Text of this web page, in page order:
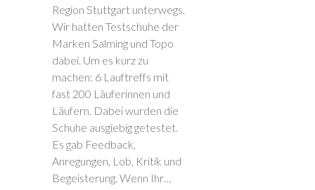
Region Stuttgart unterwegs.
Wir hatten Testschuhe der
Marken Salming und Topo
dabei. Um es kurz zu
machen: 6 Lauftreffs mit
fast 200 Läuferinnen und
Läufern. Dabei wurden die
Schuhe ausgiebig getestet.
Es gab Feedback,
Anregungen, Lob, Kritik und
Begeisterung. Wenn Ihr…